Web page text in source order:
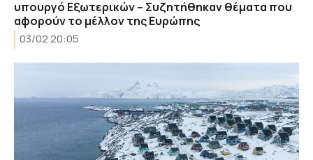
υπουργό Εξωτερικών – Συζητήθηκαν θέματα που
αφορούν το μέλλον της Ευρώπης
03/02 20:05